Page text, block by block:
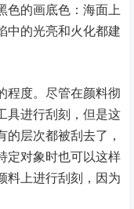
色的画底色：海面上
中的光亮和火化都建
程度。尽管在颜料彻
具进行刮刻，但是这
层次都被刮去了，
定对象时也可以这样
料上进行刮刻，因为